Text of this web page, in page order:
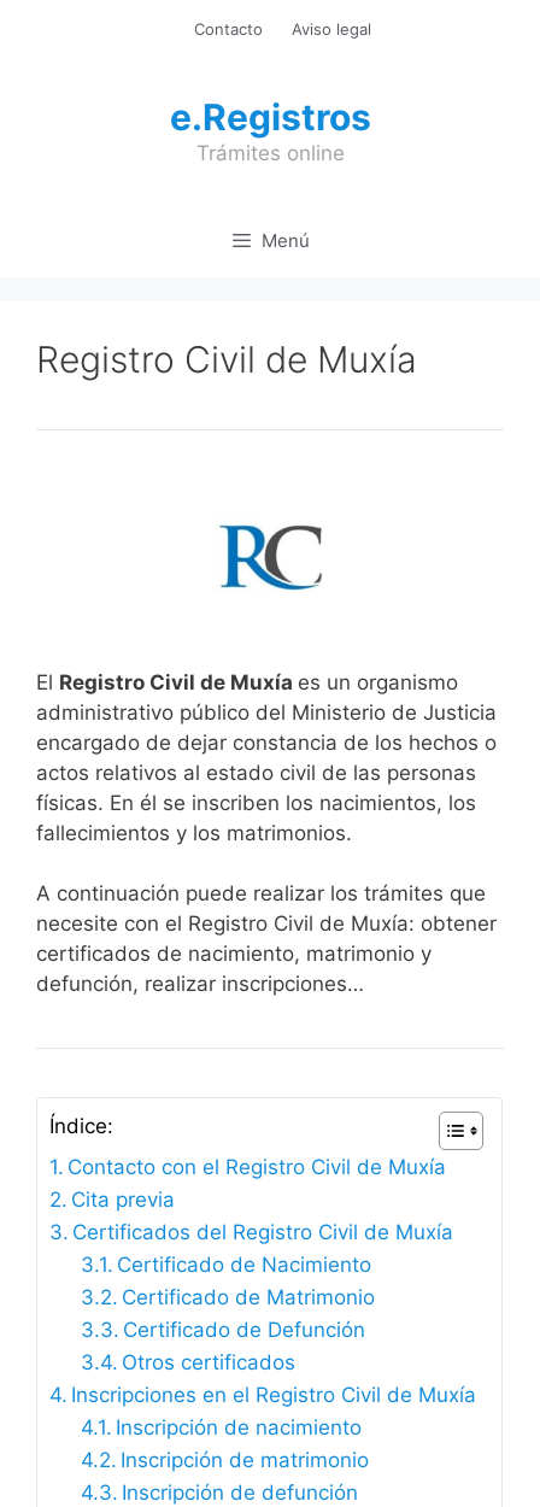
Contacto Aviso legal
e.Registros
Trámites online
Menú
Registro Civil de Muxía
El Registro Civil de Muxía es un organismo
administrativo público del Ministerio de Justicia
encargado de dejar constancia de los hechos o
actos relativos al estado civil de las personas
físicas. En él se inscriben los nacimientos, los
fallecimientos y los matrimonios.
A continuación puede realizar los trámites que
necesite con el Registro Civil de Muxía: obtener
certificados de nacimiento, matrimonio y
defunción, realizar inscripciones…
Índice:
Contacto con el Registro Civil de Muxía
Cita previa
Certificados del Registro Civil de Muxía
Certificado de Nacimiento
Certificado de Matrimonio
Certificado de Defunción
Otros certificados
Inscripciones en el Registro Civil de Muxía
Inscripción de nacimiento
Inscripción de matrimonio
Inscripción de defunción